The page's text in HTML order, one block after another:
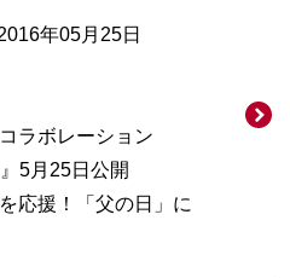
年05月25日
ラボレーション
5月25日公開
応援！「父の日」に